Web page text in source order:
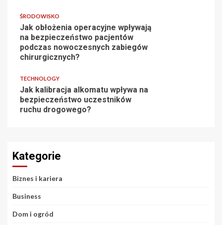
ŚRODOWISKO
Jak obłożenia operacyjne wpływają
na bezpieczeństwo pacjentów
podczas nowoczesnych zabiegów
chirurgicznych?
TECHNOLOGY
Jak kalibracja alkomatu wpływa na
bezpieczeństwo uczestników
ruchu drogowego?
Kategorie
Biznes i kariera
Business
Dom i ogród